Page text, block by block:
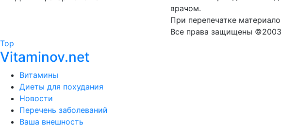
врачом.
При перепечатке
Все права защищены
Top
Vitaminov.net
Витамины
Диеты для похудания
Новости
Перечень заболеваний
Ваша внешность